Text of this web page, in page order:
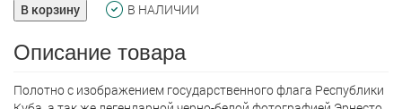
В корзину В НАЛИЧИИ
Описание товара
Полотно с изображением государственного флага Республики